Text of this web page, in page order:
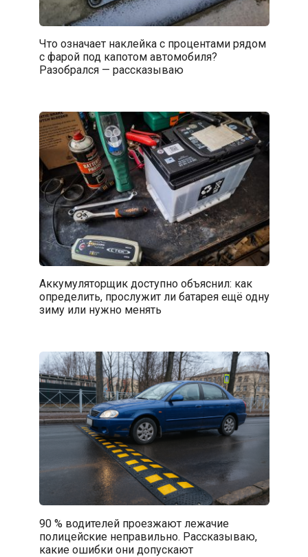
Что означает наклейка с процентами рядом
с фарой под капотом автомобиля?
Разобрался — рассказываю
Аккумуляторщик доступно объяснил: как
определить, прослужит ли батарея ещё одну
зиму или нужно менять
90 % водителей проезжают лежачие
полицейские неправильно. Рассказываю,
какие ошибки они допускают